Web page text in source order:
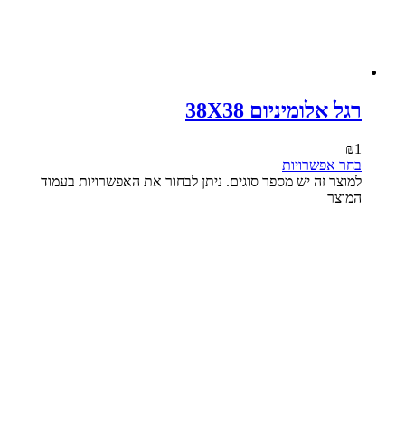
רגל אלומיניום 38X38
₪1
בחר אפשרויות
למוצר זה יש מספר סוגים. ניתן לבחור את האפשרויות בעמוד
המוצר